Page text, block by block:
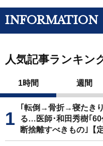
INFORMATION
人気記事ランキン
1時間 週間
｢転倒→骨折→寝たき
る…医師･和田秀樹｢
断捨離すべきもの｣【